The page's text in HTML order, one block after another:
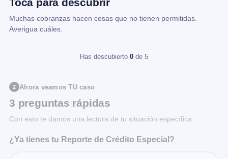
Muchas cobranzas hacen cosas que no tienen permitidas.
Averigua cuáles.
Has descubierto 0 de 5
2 Ahora veamos TU caso
3 preguntas rápidas
Con esto te damos una lectura de tu situación específica.
¿Ya tienes tu Reporte de Crédito Especial?